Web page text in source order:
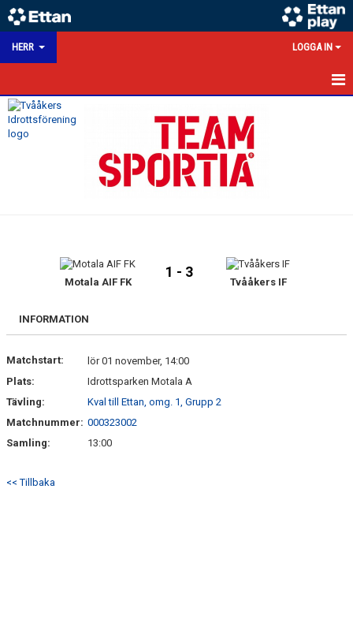
HERR LOGGA IN
HEM
BILDGALLERI
DOKUMENT
Motala AIF FK
1 - 3
Tvååkers IF
INFORMATION
Matchstart:
lör 01 november, 14:00
Plats:
Idrottsparken Motala A
Tävling:
Kval till Ettan, omg. 1, Grupp 2
Matchnummer: 000323002
Samling:
13:00
<< Tillbaka